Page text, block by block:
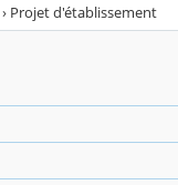
› Projet d'établissement